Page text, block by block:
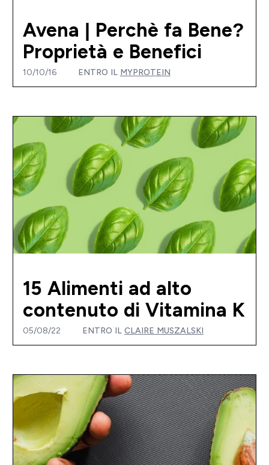
Avena | Perchè fa Bene?
Proprietà e Benefici
10/10/16 ENTRO IL MYPROTEIN
15 Alimenti ad alto
contenuto di Vitamina K
05/08/22 ENTRO IL CLAIRE MUSZALSKI